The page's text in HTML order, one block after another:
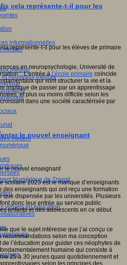
informationnelles
médias
médias
et nouveaux médias
métiers
Numérique de Travail
virtuels en éducation
cela représente-t-il pour les
en neuropsychologie, Université de
: L’entrée à l’école primaire coïncide
qui vont structurer la vie et la
implique de passer par un apprentissage
et plus ou moins difficile selon les
dans une société caractérisée par
le nouvel enseignant
scolaire 2023 est le manque d’enseignants
des enseignants qui ont reçu une formation
dispensée par les universités. Plusieurs
donc leur entrée au service public
enfants et des adolescents en ce début
que le sujet intéresse que j’ai conçu ce
selon ma conception
l’éducation pour guider ces néophytes de
humaine qui consiste à
25 à 30 jeunes quasi quotidiennement et